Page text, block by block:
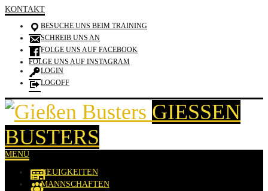
KONTAKT
BESUCHE UNS BEIM TRAINING
SCHREIB UNS AN
FOLGE UNS AUF FACEBOOK
FOLGE UNS AUF INSTAGRAM
LOGIN
LOGOFF
GIESSEN B
USTERS
MENÜ
NEUIGKEITEN
MANNSCHAFTEN